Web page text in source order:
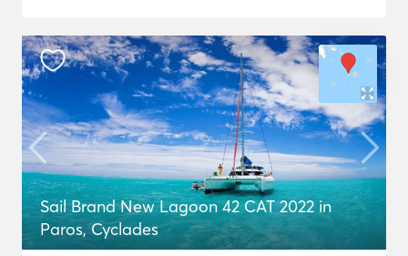
Sail Brand New Lagoon 42 CAT 2022 in
Paros, Cyclades